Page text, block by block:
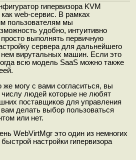
гипервизора KVM
web-сервис. В рамках
пользователям мы
удобно, интуитивно
просто выполнять первичную
сервера для дальнейшего
нем вирутальных машин. Если это
всю модель SaaS можно также
же могу с вами согласиться, вы
числу людей которые не любят
поставщиков для управления
делать выбор пользоваться
или нет.
WebVirtMgr это один из немногих
настройки гипервизора